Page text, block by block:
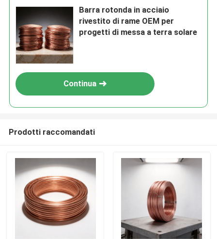
Barra rotonda in acciaio
rivestito di rame OEM per
progetti di messa a terra solare
Continua
Prodotti raccomandati